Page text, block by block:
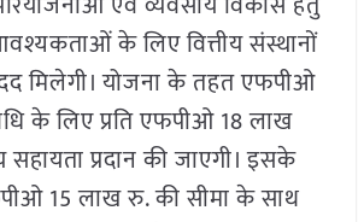
के लिए वित्तीय संस्थानों
मिलेगी। योजना के तहत एफपीओ
के लिए प्रति एफपीओ 18 लाख
प्रदान की जाएगी। इसके
15 लाख रु. की सीमा के साथ